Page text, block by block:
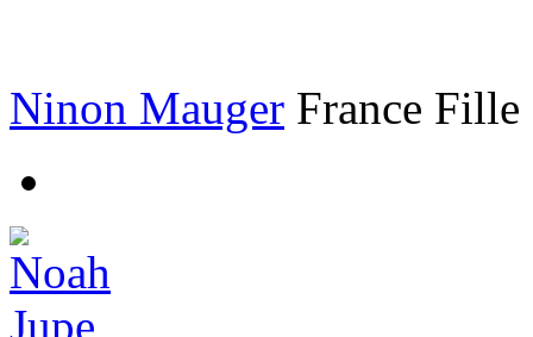
Ninon Mauger France Fille